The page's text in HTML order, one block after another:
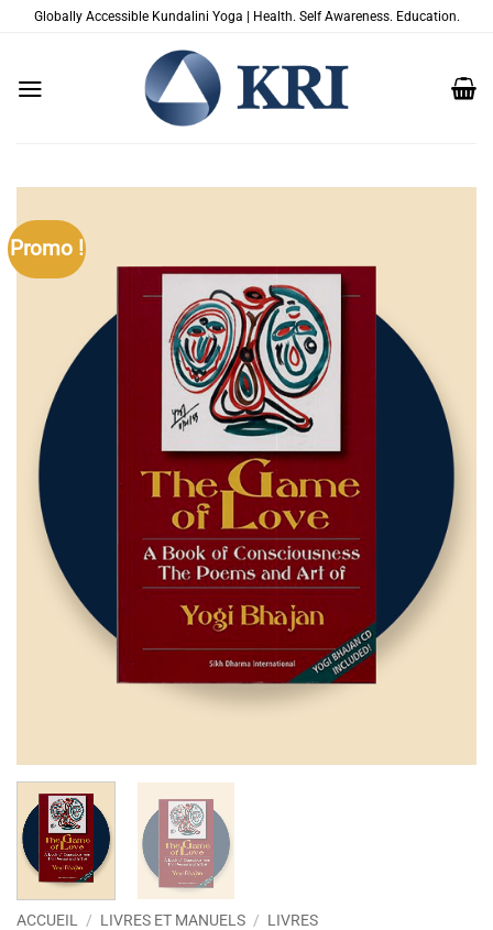
PasserGlobally Accessible Kundalini Yoga | Health. Self Awareness. Education.
Promo !
ACCUEIL / LIVRES ET MANUELS / LIVRES